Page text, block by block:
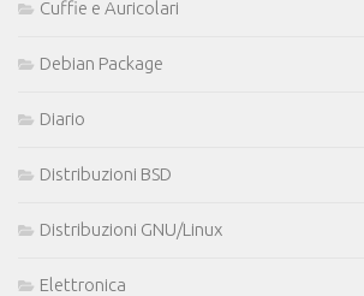
Cuffie e Auricolari
Debian Package
Diario
Distribuzioni BSD
Distribuzioni GNU/Linux
Elettronica